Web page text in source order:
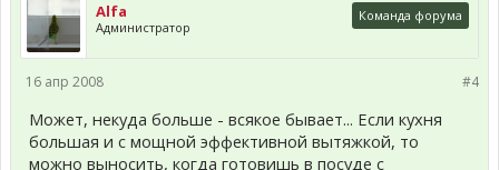
Alfa
Администратор
Команда форума
#4
16 апр 2008
Может, некуда больше - всякое бывает... Если кухня
большая и с мощной эффективной вытяжкой, то
можно выносить, когда готовишь в посуде с